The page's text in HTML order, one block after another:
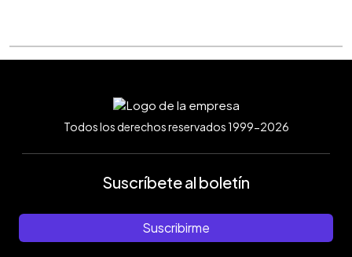
Todos los derechos reservados 1999-2026
Suscríbete al boletín
Suscribirme